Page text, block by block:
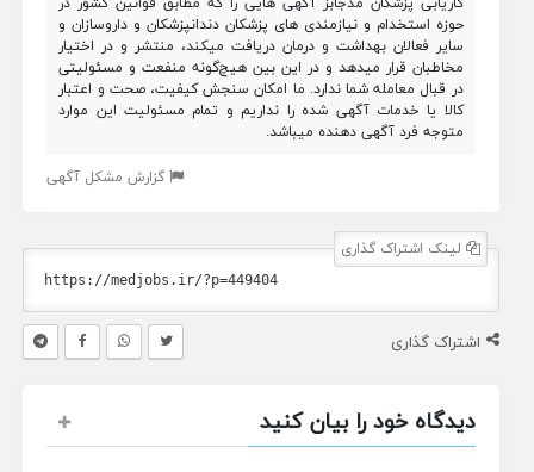
حوزه استخدام و نیازمندی های پزشکان دندانپزشکان و داروسازان و
سایر فعالان بهداشت و درمان دریافت میکند، منتشر و در اختیار
مخاطبان قرار میدهد و در این بین هیچ‌گونه منفعت و مسئولیتی
در قبال معامله شما ندارد. ما امکان سنجش کیفیت، صحت و اعتبار
کالا یا خدمات آگهی شده را نداریم و تمام مسئولیت این موارد
متوجه فرد آگهی دهنده میباشد.
گزارش مشکل آگهی
لینک اشتراک گذاری
اشتراک گذاری
دیدگاه خود را بیان کنید